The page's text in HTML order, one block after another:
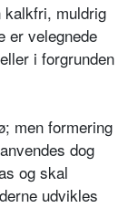
muldrig
er velegnede
i forgrunden
men formering
dog
og skal
udvikles